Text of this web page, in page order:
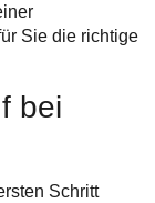
Sie die richtige
bei
Schritt